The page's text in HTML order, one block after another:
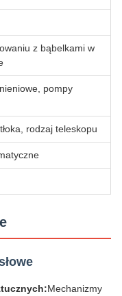
z bąbelkami w
pompy
rodzaj teleskopu
Mechanizmy